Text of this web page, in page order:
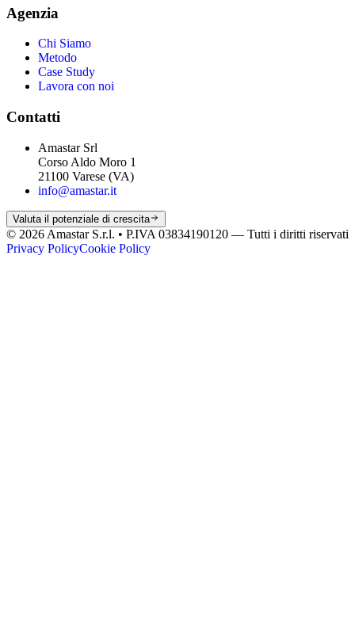
Agenzia
Chi Siamo
Metodo
Case Study
Lavora con noi
Contatti
Amastar Srl
Corso Aldo Moro 1
21100 Varese (VA)
info@amastar.it
Valuta il potenziale di crescita
© 2026 Amastar S.r.l. • P.IVA 03834190120 — Tutti i diritti riservati
Privacy PolicyCookie Policy